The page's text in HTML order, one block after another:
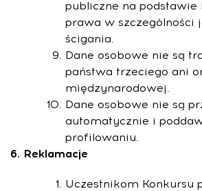
publiczne na podstawie
prawa w szczególności
ścigania.
Dane osobowe nie są
państwa trzeciego ani
międzynarodowej.
Dane osobowe nie są
automatycznie i
profilowaniu.
6. Reklamacje
Uczestnikom Konkursu